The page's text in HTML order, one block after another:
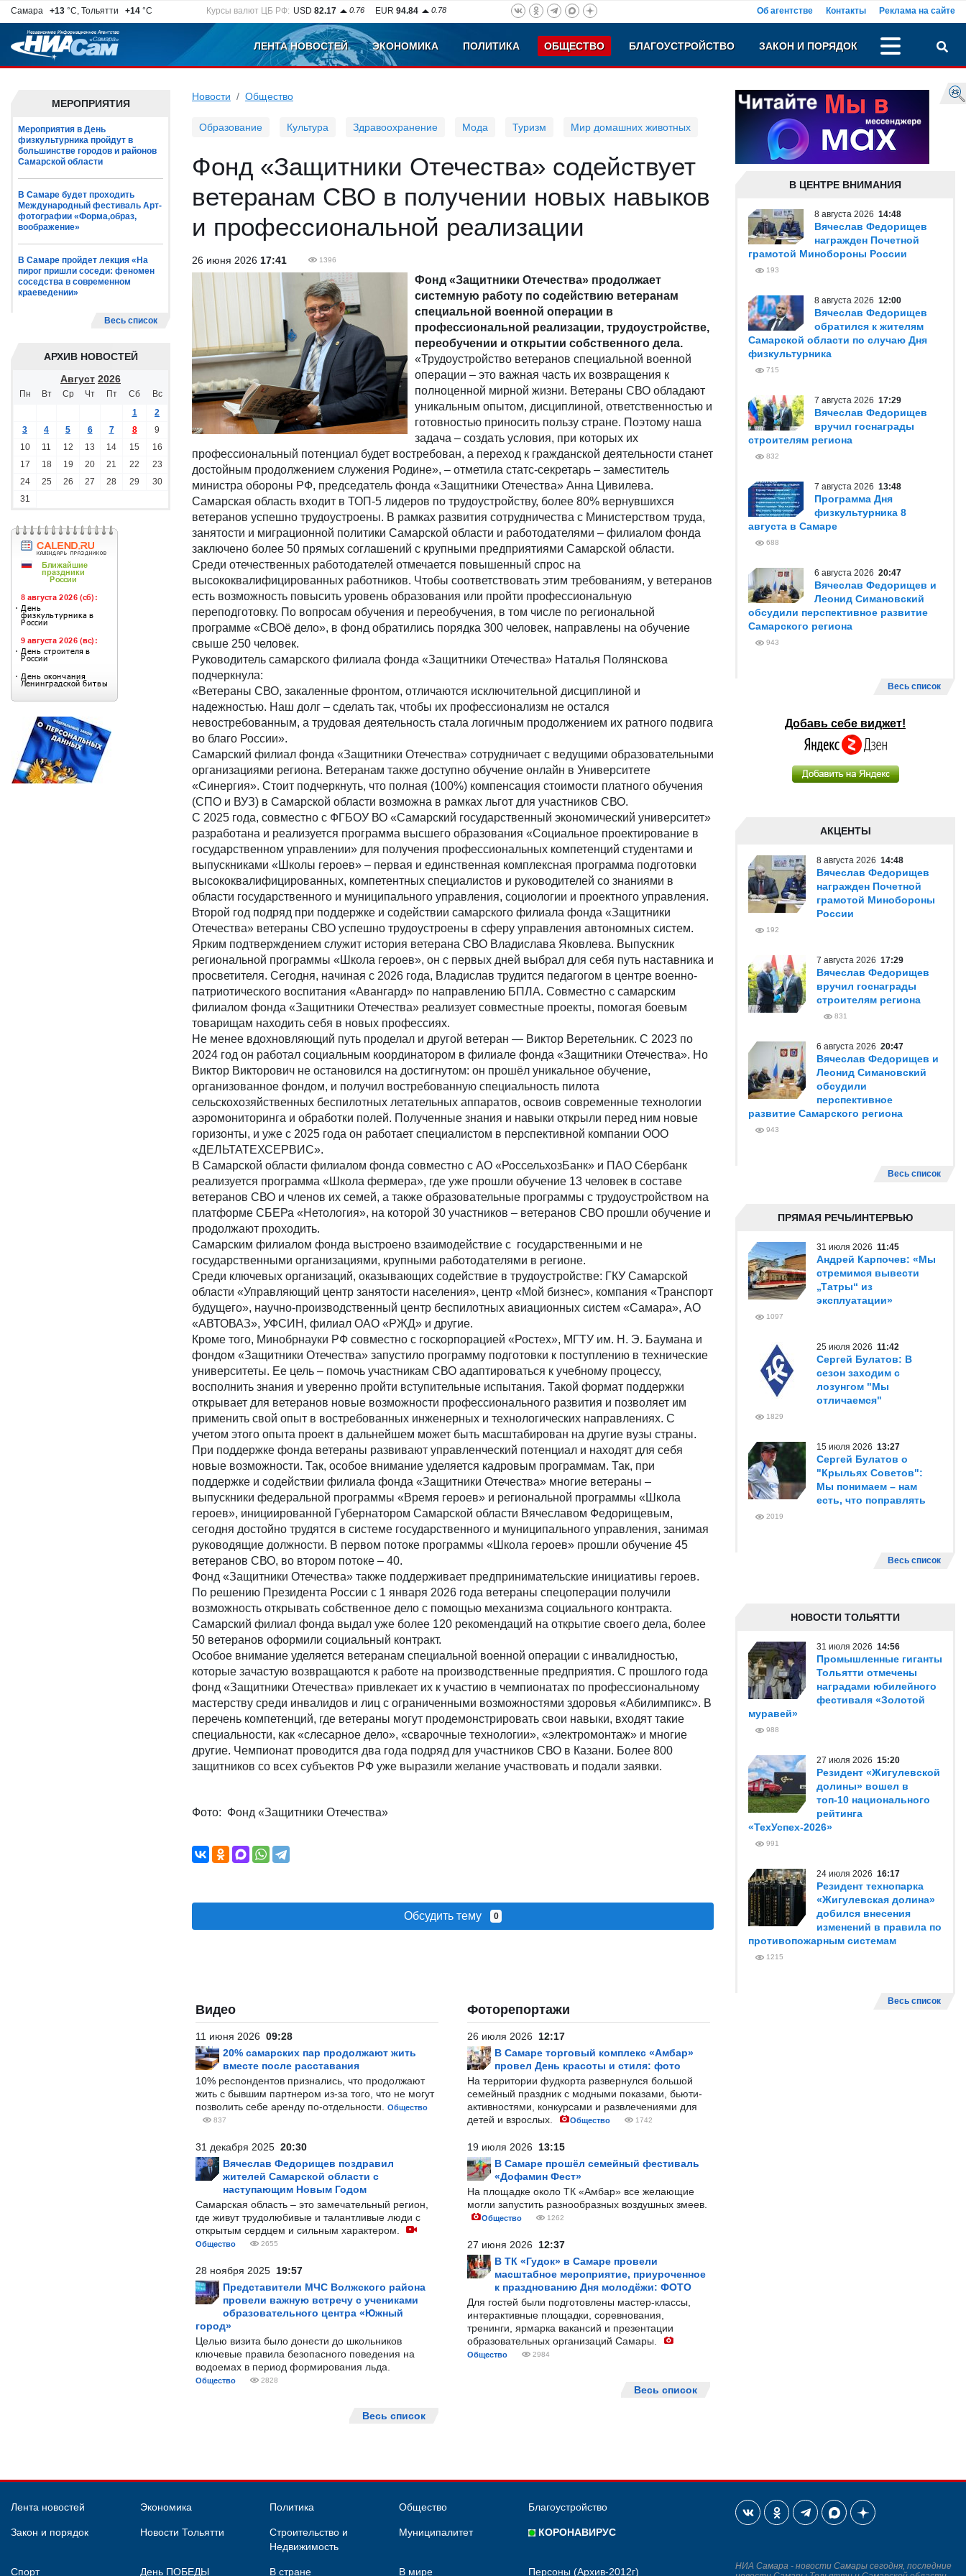
Самара +13 °C, Тольятти +14 °C Курсы валют ЦБ РФ: USD 82.17 0.76 EUR 94.84 0.78 Об агентстве Контакты Реклама на сайте
ЛЕНТА НОВОСТЕЙ ЭКОНОМИКА ПОЛИТИКА ОБЩЕСТВО БЛАГОУСТРОЙСТВО ЗАКОН И ПОРЯДОК
МЕРОПРИЯТИЯ
Мероприятия в День
физкультурника пройдут в
большинстве городов и районов
Самарской области
В Самаре будет проходить
Международный фестиваль Арт-
фотографии «Форма,образ,
воображение»
В Самаре пройдет лекция «На
пирог пришли соседи: феномен
соседства в современном
краеведении»
Весь список
АРХИВ НОВОСТЕЙ
Август 2026
Пн Вт Ср Чт Пт Сб
Вс
1
2
3
4 5 6 7 8
9
10
11 12 13 14 15
16
17
18 19 20 21 22
23
24
25 26 27 28 29
30
31
Новости Общество
Образование Культура Здравоохранение Мода Туризм Мир домашних животных
Фонд «Защитники Отечества» содействует
ветеранам СВО в получении новых навыков
и профессиональной реализации
26 июня 2026 17:41 1396
Фонд «Защитники Отечества» продолжает
системную работу по содействию ветеранам
специальной военной операции в
профессиональной реализации, трудоустройстве,
переобучении и открытии собственного дела.
«Трудоустройство ветеранов специальной военной
операции – это важная часть их возвращения к
полноценной мирной жизни. Ветераны СВО обладают
уникальным опытом, дисциплиной, ответственностью и
готовностью приносить пользу стране. Поэтому наша
задача – создать условия, при которых их
профессиональный потенциал будет востребован, а переход к гражданской деятельности станет
достойным продолжением служения Родине», – отметила статс-секретарь – заместитель
министра обороны РФ, председатель фонда «Защитники Отечества» Анна Цивилева.
Самарская область входит в ТОП-5 лидеров по трудоустройству, более 80% вернувшихся
ветеранов успешно трудоустроены. В рамках развития сотрудничества с Министерством труда,
занятости и миграционной политики Самарской области и работодателями – филиалом фонда
заключено более 50 прямых соглашений с крупными предприятиями Самарской области.
Среди отечественных работодателей отмечается повышенный спрос на
высококвалифицированных работников. Чтобы соответствовать этим требованиям, у ветеранов
есть возможность повысить уровень образования или пройти профессиональную
переподготовку. По вопросам обучения и переобучения, в том числе по региональной
программе «СВОё дело», в фонд обратились порядка 300 человек, направлены на обучение
свыше 250 человек.
Руководитель самарского филиала фонда «Защитники Отечества» Наталья Полянскова
подчеркнула:
«Ветераны СВО, закаленные фронтом, отличаются исключительной дисциплиной и
надежностью. Наш долг – сделать так, чтобы их профессионализм не остался
невостребованным, а трудовая деятельность стала логичным продолжением их ратного подвига
во благо России».
Самарский филиал фонда «Защитники Отечества» сотрудничает с ведущими образовательными
организациями региона. Ветеранам также доступно обучение онлайн в Университете
«Синергия». Стоит подчеркнуть, что полная (100%) компенсация стоимости платного обучения
(СПО и ВУЗ) в Самарской области возможна в рамках льгот для участников СВО.
С 2025 года, совместно с ФГБОУ ВО «Самарский государственный экономический университет»
разработана и реализуется программа высшего образования «Социальное проектирование в
государственном управлении» для получения профессиональных компетенций студентами и
выпускниками «Школы героев» – первая и единственная комплексная программа подготовки
высококвалифицированных, компетентных специалистов и руководителей со знаниями в
области государственного и муниципального управления, социологии и проектного управления.
Второй год подряд при поддержке и содействии самарского филиала фонда «Защитники
Отечества» ветераны СВО успешно трудоустроены в сферу управления автономных систем.
Ярким подтверждением служит история ветерана СВО Владислава Яковлева. Выпускник
региональной программы «Школа героев», он с первых дней выбрал для себя путь наставника и
просветителя. Сегодня, начиная с 2026 года, Владислав трудится педагогом в центре военно-
патриотического воспитания «Авангард» по направлению БПЛА. Совместно с самарским
филиалом фонда «Защитники Отечества» реализует совместные проекты, помогая боевым
товарищам находить себя в новых профессиях.
Не менее вдохновляющий путь проделал и другой ветеран — Виктор Веретельник. С 2023 по
2024 год он работал социальным координатором в филиале фонда «Защитники Отечества». Но
Виктор Викторович не остановился на достигнутом: он прошёл уникальное обучение,
организованное фондом, и получил востребованную специальность пилота
сельскохозяйственных беспилотных летательных аппаратов, освоив современные технологии
аэромониторинга и обработки полей. Полученные знания и навыки открыли перед ним новые
горизонты, и уже с 2025 года он работает специалистом в перспективной компании ООО
«ДЕЛЬТАТЕХСЕРВИС».
В Самарской области филиалом фонда совместно с АО «РоссельхозБанк» и ПАО Сбербанк
реализуется программа «Школа фермера», где уже прошли обучение 13 человек в составе
ветеранов СВО и членов их семей, а также образовательные программы с трудоустройством на
платформе СБЕРа «Нетология», на которой 30 участников – ветеранов СВО прошли обучение и
продолжают проходить.
Самарским филиалом фонда выстроено взаимодействие с государственными и не
государственными организациями, крупными работодателями в регионе.
Среди ключевых организаций, оказывающих содействие в трудоустройстве: ГКУ Самарской
области «Управляющий центр занятости населения», ​центр «Мой бизнес», компания «Транспорт
будущего», научно-производственный центр беспилотных авиационных систем «Самара», АО
«АВТОВАЗ», УФСИН, филиал ОАО «РЖД» и другие.
Кроме того, Минобрнауки РФ совместно с госкорпорацией «Ростех», МГТУ им. Н. Э. Баумана и
фондом «Защитники Отечества» запустило программу подготовки к поступлению в технические
университеты. Ее цель – помочь участникам СВО адаптироваться к учебному процессу,
восполнить знания и уверенно пройти вступительные испытания. Такой формат поддержки
открывает для ветеранов новые возможности профессионального развития и позволяет им
применить свой опыт в востребованных инженерных и технологических направлениях. С
учетом этого опыта проект в дальнейшем может быть масштабирован на другие вузы страны.
При поддержке фонда ветераны развивают управленческий потенциал и находят для себя
новые возможности. Так, особое внимание уделяется кадровым программам. Так, при
поддержке и содействии филиала фонда «Защитники Отечества» многие ветераны –
выпускники федеральной программы «Время героев» и региональной программы «Школа
героев», инициированной Губернатором Самарской области Вячеславом Федорищевым,
сегодня достойно трудятся в системе государственного и муниципального управления, занимая
руководящие должности. В первом потоке программы «Школа героев» прошли обучение 45
ветеранов СВО, во втором потоке – 40.
Фонд «Защитники Отечества» также поддерживает предпринимательские инициативы героев.
По решению Президента России с 1 января 2026 года ветераны спецоперации получили
возможность открывать собственное дело с помощью механизма социального контракта.
Самарский филиал фонда выдал уже более 120 рекомендаций на открытие своего дела, более
50 ветеранов оформили социальный контракт.
Особое внимание уделяется ветеранам специальной военной операции с инвалидностью,
которые зачастую возвращаются к работе на производственные предприятия. С прошлого года
фонд «Защитники Отечества» привлекает их к участию в чемпионатах по профессиональному
мастерству среди инвалидов и лиц с ограниченными возможностями здоровья «Абилимпикс». В
перечень компетенций, где ветераны могут продемонстрировать свои навыки, входят такие
специальности, как «слесарное дело», «сварочные технологии», «электромонтаж» и многие
другие. Чемпионат проводится два года подряд для участников СВО в Казани. Более 800
защитников со всех субъектов РФ уже выразили желание участвовать и подали заявки.
Фото: Фонд «Защитники Отечества»
Обсудить тему 0
Видео
11 июня 2026 09:28
20% самарских пар продолжают жить
вместе после расставания
10% респондентов признались, что продолжают
жить с бывшим партнером из-за того, что не могут
позволить себе аренду по-отдельности.
Общество
837
31 декабря 2025 20:30
Вячеслав Федорищев поздравил
жителей Самарской области с
наступающим Новым Годом
Самарская область – это замечательный регион,
где живут трудолюбивые и талантливые люди с
открытым сердцем и сильным характером.
Общество 2655
28 ноября 2025 19:57
Представители МЧС Волжского района
провели важную встречу с учениками
образовательного центра «Южный
город»
Целью визита было донести до школьников
ключевые правила безопасного поведения на
водоемах в период формирования льда.
Общество 2828
Весь список
Фоторепортажи
26 июля 2026 12:17
В Самаре торговый комплекс «Амбар»
провел День красоты и стиля: фото
На территории фудкорта развернулся большой
семейный праздник с модными показами, бьюти-
активностями, конкурсами и развлечениями для
детей и взрослых.
Общество 1742
19 июля 2026 13:15
В Самаре прошёл семейный фестиваль
«Дофамин Фест»
На площадке около ТК «Амбар» все желающие
могли запустить разнообразных воздушных змеев.
Общество 1262
27 июня 2026 12:37
В ТК «Гудок» в Самаре провели
масштабное мероприятие, приуроченное
к празднованию Дня молодёжи: ФОТО
Для гостей были подготовлены мастер-классы,
интерактивные площадки, соревнования,
тренинги, ярмарка вакансий и презентации
образовательных организаций Самары.
Общество 2984
Весь список
В ЦЕНТРЕ ВНИМАНИЯ
8 августа 2026 14:48
Вячеслав Федорищев
награжден Почетной
грамотой Минобороны России
193
8 августа 2026 12:00
Вячеслав Федорищев
обратился к жителям
Самарской области по случаю Дня
физкультурника
715
7 августа 2026 17:29
Вячеслав Федорищев
вручил госнаграды
строителям региона
832
7 августа 2026 13:48
Программа Дня
физкультурника 8
августа в Самаре
688
6 августа 2026 20:47
Вячеслав Федорищев и
Леонид Симановский
обсудили перспективное развитие
Самарского региона
943
Весь список
Добавь себе виджет!
АКЦЕНТЫ
8 августа 2026 14:48
Вячеслав Федорищев
награжден Почетной
грамотой Минобороны
России
192
7 августа 2026 17:29
Вячеслав Федорищев
вручил госнаграды
строителям региона
831
6 августа 2026 20:47
Вячеслав Федорищев и
Леонид Симановский
обсудили
перспективное
развитие Самарского региона
943
Весь список
ПРЯМАЯ РЕЧЬ/ИНТЕРВЬЮ
31 июля 2026 11:45
Андрей Карпочев: «Мы
стремимся вывести
„Татры“ из
эксплуатации»
1097
25 июля 2026 11:42
Сергей Булатов: В
сезон заходим с
лозунгом "Мы
отличаемся"
1829
15 июля 2026 13:27
Сергей Булатов о
"Крыльях Советов":
Мы понимаем – нам
есть, что поправлять
2019
Весь список
НОВОСТИ ТОЛЬЯТТИ
31 июля 2026 14:56
Промышленные гиганты
Тольятти отмечены
наградами юбилейного
фестиваля «Золотой
муравей»
988
27 июля 2026 15:20
Резидент «Жигулевской
долины» вошел в
топ-10 национального
рейтинга
«ТехУспех-2026»
991
24 июля 2026 16:17
Резидент технопарка
«Жигулевская долина»
добился внесения
изменений в правила по
противопожарным системам
1215
Весь список
Лента новостей Экономика Политика Общество Благоустройство
Закон и порядок Новости Тольятти
Строительство и
Недвижимость
Муниципалитет КОРОНАВИРУС
Спорт День ПОБЕДЫ В стране В мире Персоны (Архив-2012г)
НИА Самара - новости Самары сегодня, последние